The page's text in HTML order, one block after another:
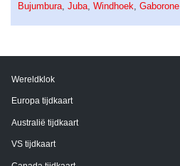
Bujumbura, Juba, Windhoek, Gaborone
Wereldklok
Europa tijdkaart
Australië tijdkaart
VS tijdkaart